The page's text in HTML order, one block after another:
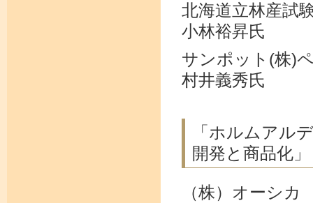
北海道立林産試
小林裕昇氏
サンポット(株)
村井義秀氏
「ホルムアル
開発と商品化」
（株）オーシカ